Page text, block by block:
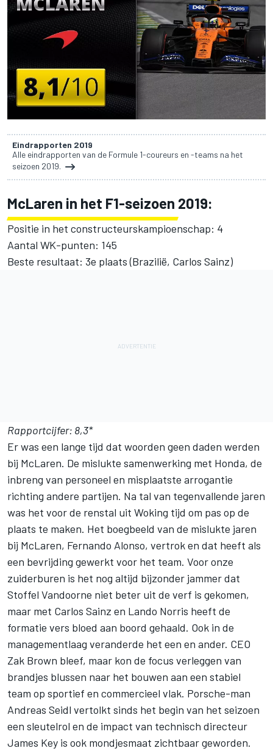
Eindrapporten 2019
Alle eindrapporten van de Formule 1-coureurs en -teams na het
seizoen 2019.
McLaren in het F1-seizoen 2019:
Positie in het constructeurskampioenschap: 4
Aantal WK-punten: 145
Beste resultaat: 3e plaats (Brazilië, Carlos Sainz)
Rapportcijfer: 8,3*
Er was een lange tijd dat woorden geen daden werden
bij McLaren. De mislukte samenwerking met Honda, de
inbreng van personeel en misplaatste arrogantie
richting andere partijen. Na tal van tegenvallende jaren
was het voor de renstal uit Woking tijd om pas op de
plaats te maken. Het boegbeeld van de mislukte jaren
bij McLaren, Fernando Alonso, vertrok en dat heeft als
een bevrijding gewerkt voor het team. Voor onze
zuiderburen is het nog altijd bijzonder jammer dat
Stoffel Vandoorne niet beter uit de verf is gekomen,
maar met Carlos Sainz en Lando Norris heeft de
formatie vers bloed aan boord gehaald. Ook in de
managementlaag veranderde het een en ander. CEO
Zak Brown bleef, maar kon de focus verleggen van
brandjes blussen naar het bouwen aan een stabiel
team op sportief en commercieel vlak. Porsche-man
Andreas Seidl vertolkt sinds het begin van het seizoen
een sleutelrol en de impact van technisch directeur
James Key is ook mondjesmaat zichtbaar geworden.